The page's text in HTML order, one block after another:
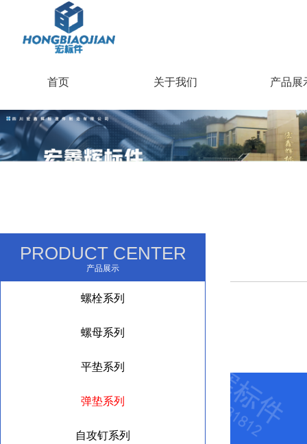
首页 关于我们 产品展
PRODUCT CENTER
产品展示
螺栓系列
螺母系列
平垫系列
弹垫系列
自攻钉系列